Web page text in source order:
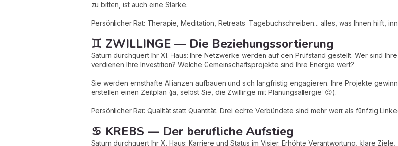
zu bitten, ist auch eine Stärke.
Persönlicher Rat: Therapie, Meditation, Retreats, Tagebuchschreiben... alles, was Ihnen hilft,
♊ ZWILLINGE — Die Beziehungssortierung
Saturn durchquert Ihr XI. Haus: Ihre Netzwerke werden auf den Prüfstand gestellt. Wer sind
verdienen Ihre Investition? Welche Gemeinschaftsprojekte sind Ihre Energie wert?
Sie werden ernsthafte Allianzen aufbauen und sich langfristig engagieren. Ihre Projekte
erstellen einen Zeitplan (ja, selbst Sie, die Zwillinge mit Planungsallergie! 😉).
Persönlicher Rat: Qualität statt Quantität. Drei echte Verbündete sind mehr wert als fünfzig
♋ KREBS — Der berufliche Aufstieg
Saturn durchquert Ihr X. Haus: Karriere und Status im Visier. Erhöhte Verantwortung, klare